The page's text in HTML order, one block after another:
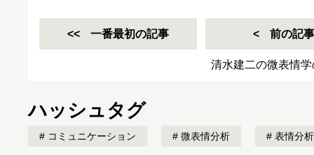
一番最初の記事 前の記事
清水建二の微表情
ハッシュタグ
コミュニケーション 微表情分析 表情分析